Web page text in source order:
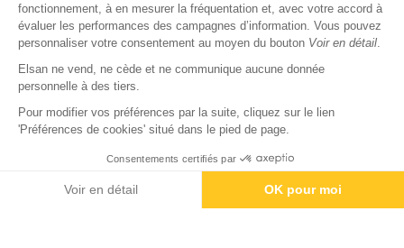
fonctionnement, à en mesurer la fréquentation et, avec votre accord à
évaluer les performances des campagnes d’information. Vous pouvez
personnaliser votre consentement au moyen du bouton Voir en détail
Elsan ne vend, ne cède et ne communique aucune donnée
personnelle à des tiers.
Pour modifier vos préférences par la suite, cliquez sur le lien
'Préférences de cookies' situé dans le pied de page.
Consentements certifiés par
Voir en détail OK pour moi
Devenir fournisseur
© Copyright 2026 Elsan
Mentions Légales-Données personnelles
Agence digitale : VOID